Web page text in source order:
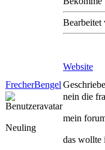
Bearbeitet
Website
FrecherBengel
Neuling
nein die
mein
das wollte